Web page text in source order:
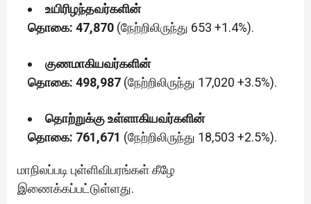
உயிரிழந்தவர்களின்
தொகை: 47,870 (நேற்றிலிருந்து 653 +1.4%).
குணமாகியவர்களின்
தொகை: 498,987 (நேற்றிலிருந்து 17,020 +3.5%).
தொற்றுக்கு உள்ளாகியவர்களின்
தொகை: 761,671 (நேற்றிலிருந்து 18,503 +2.5%).
மாநிலப்படி புள்ளிவிபரங்கள் கீழே
இணைக்கப்பட்டுள்ளது.